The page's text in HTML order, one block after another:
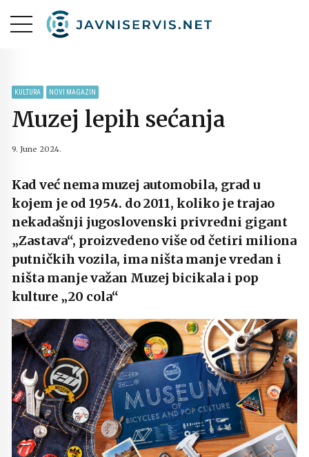
KULTURA NOVI MAGAZIN
Muzej lepih sećanja
9. June 2024.
Kad već nema muzej automobila, grad u
kojem je od 1954. do 2011, koliko je trajao
nekadašnji jugoslovenski privredni gigant
„Zastava“, proizvedeno više od četiri miliona
putničkih vozila, ima ništa manje vredan i
ništa manje važan Muzej bicikala i pop
kulture „20 cola“